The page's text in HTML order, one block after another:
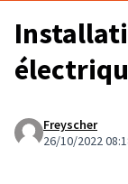
Freyscher
26/10/2022